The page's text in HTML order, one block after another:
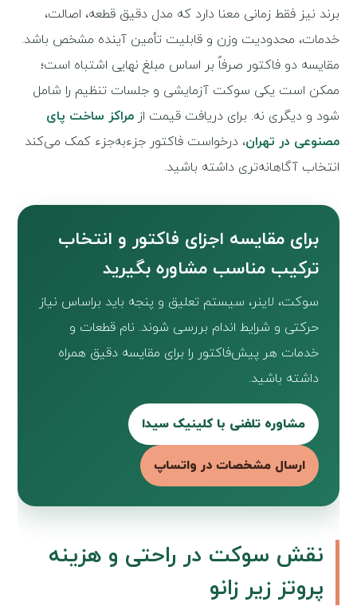
برند نیز فقط زمانی معنا دارد که مدل دقیق قطعه، اصالت،
خدمات، محدودیت وزن و قابلیت تأمین آینده مشخص باشد.
مقایسه دو فاکتور صرفاً بر اساس مبلغ نهایی اشتباه است؛
ممکن است یکی سوکت آزمایشی و جلسات تنظیم را شامل
شود و دیگری نه. برای دریافت قیمت ازمراکز ساخت پای
مصنوعی در تهران، درخواست فاکتور جزءبه‌جزء کمک می‌کند
انتخاب آگاهانه‌تری داشته باشید.
برای مقایسه اجزای فاکتور و انتخاب
ترکیب مناسب مشاوره بگیرید
سوکت، لاینر، سیستم تعلیق و پنجه باید براساس نیاز
حرکتی و شرایط اندام بررسی شوند. نام قطعات و
خدمات هر پیش‌فاکتور را برای مقایسه دقیق همراه
داشته باشید.
مشاوره تلفنی با کلینیک سیدا
ارسال مشخصات در واتساپ
نقش سوکت در راحتی و هزینه
پروتز زیر زانو